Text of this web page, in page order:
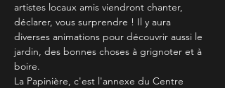
artistes locaux amis viendront chanter,
déclarer, vous surprendre ! Il y aura
diverses animations pour découvrir aussi le
jardin, des bonnes choses à grignoter et à
boire.
La Papinière, c'est l'annexe du Centre